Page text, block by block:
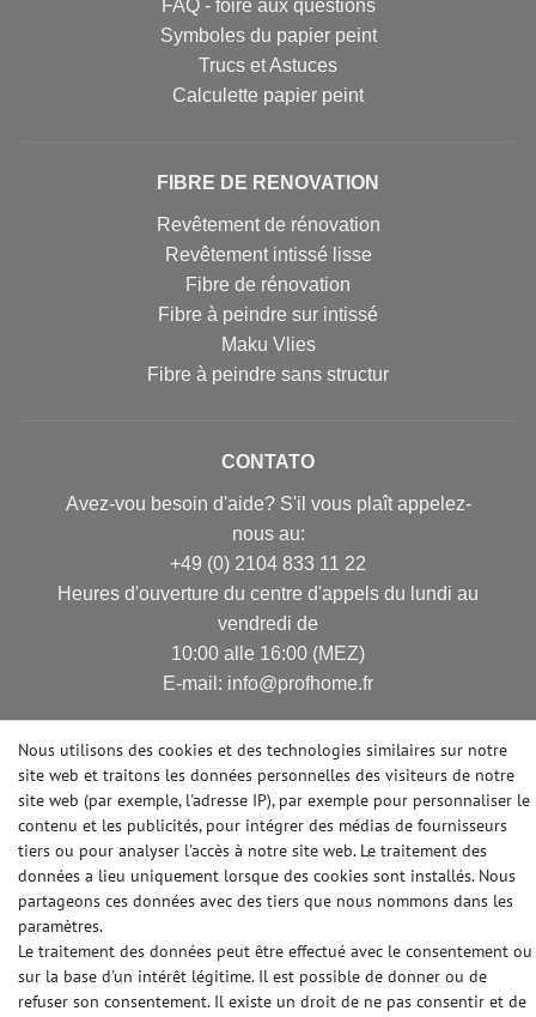
FAQ - foire aux questions
Symboles du papier peint
Trucs et Astuces
Calculette papier peint
FIBRE DE RENOVATION
Revêtement de rénovation
Revêtement intissé lisse
Fibre de rénovation
Fibre à peindre sur intissé
Maku Vlies
Fibre à peindre sans structur
CONTATO
Avez-vou besoin d'aide? S'il vous plaît appelez-
nous au:
+49 (0) 2104 833 11 22
Heures d'ouverture du centre d'appels du lundi au
vendredi de
10:00 alle 16:00 (MEZ)
E-mail: info@profhome.fr
MODES DE PAIEMENT
DES MÉDIAS SOCIAUX
Nous utilisons des cookies et des technologies similaires sur notre
site web et traitons les données personnelles des visiteurs de notre
site web (par exemple, l'adresse IP), par exemple pour personnaliser le
contenu et les publicités, pour intégrer des médias de fournisseurs
tiers ou pour analyser l'accès à notre site web. Le traitement des
données a lieu uniquement lorsque des cookies sont installés. Nous
partageons ces données avec des tiers que nous nommons dans les
paramètres.
Le traitement des données peut être effectué avec le consentement ou
sur la base d'un intérêt légitime. Il est possible de donner ou de
refuser son consentement. Il existe un droit de ne pas consentir et de